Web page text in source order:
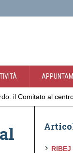
il Comitato al